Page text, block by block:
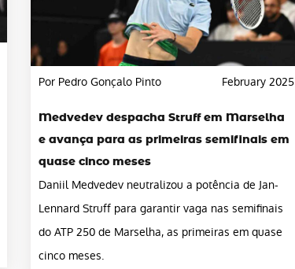
Por Pedro Gonçalo Pinto February 2025
Medvedev despacha Struff em Marselha
e avança para as primeiras semifinais em
quase cinco meses
Daniil Medvedev neutralizou a potência de Jan-
Lennard Struff para garantir vaga nas semifinais
do ATP 250 de Marselha, as primeiras em quase
cinco meses.